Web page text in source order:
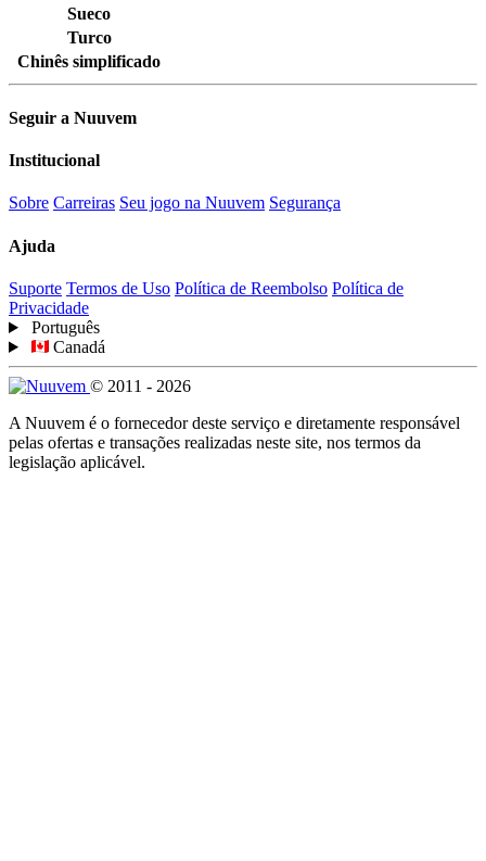
Sueco
Turco
Chinês simplificado
Seguir a Nuuvem
Institucional
Sobre Carreiras Seu jogo na Nuuvem Segurança
Ajuda
Suporte Termos de Uso Política de Reembolso Política de
Privacidade
Português
Canadá
© 2011 - 2026
A Nuuvem é o fornecedor deste serviço e diretamente responsável
pelas ofertas e transações realizadas neste site, nos termos da
legislação aplicável.